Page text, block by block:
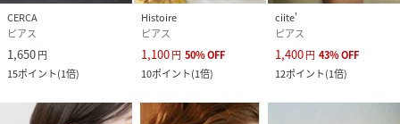
CERCA
ピアス
1,650円
15ポイント(1倍)
Histoire
ピアス
1,100円 50%OFF
10ポイント(1倍)
ciite'
ピアス
1,400円 43%OFF
12ポイント(1倍)